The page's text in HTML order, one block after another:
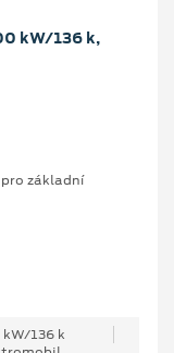
kW/136 k,
základní
136 k